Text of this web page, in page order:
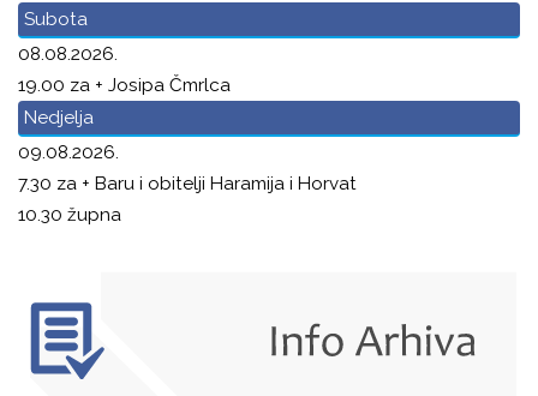
Subota
08.08.2026.
19.00 za + Josipa Čmrlca
Nedjelja
09.08.2026.
7.30 za + Baru i obitelji Haramija i Horvat
10.30 župna